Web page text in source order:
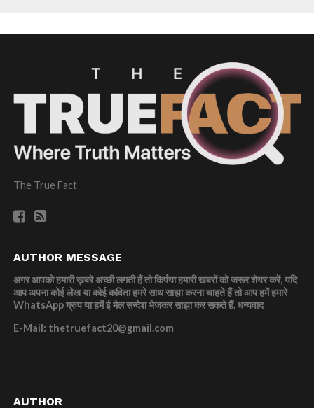
The True Fact
AUTHOR MESSAGE
अगर आपको हमारी ख़बरे अच्छी लगती हैं तो किर्पया हमारी खबरों को जरूर शेयर करें, यदि
आप अपना कोई लेख या कोई कविता हमरे साथ साझा करना चाहते हैं तो आप हमें हमारे
WhatsApp ग्रुप या हमें ई मेल सन्देश भेजकर साझा कर सकते हैं.धन्यवाद
E-Mail: thetruefact20@gmail.com
AUTHOR